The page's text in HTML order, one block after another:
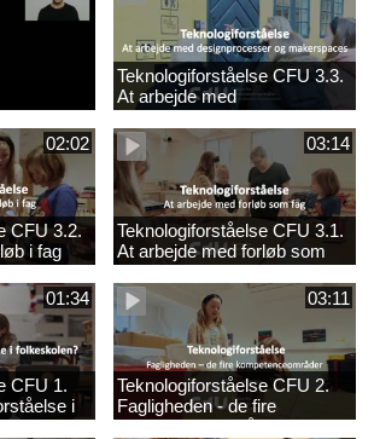
Teknologiforståelse CFU 3.3.
At arbejde med
designprocesser og
makerspaces
02:02
CFU 3.2.
i fag
03:14
Teknologiforståelse CFU 3.1.
At arbejde med forløb som
fag
01:34
CFU 1.
i
03:11
Teknologiforståelse CFU 2.
Fagligheden - de fire
kompetenceområder